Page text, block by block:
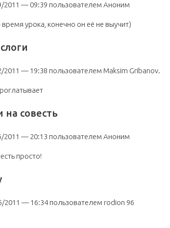
2011 — 09:39 пользователем Аноним
урока, конечно он её не выучит)
2011 — 19:38 пользователем Maksim Gribanov.
на совесть
2011 — 20:13 пользователем Аноним
просто!
2011 — 16:34 пользователем rodion 96